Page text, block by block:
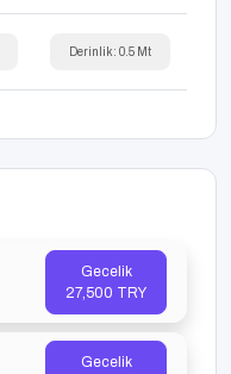
Derinlik: 0.5 Mt
Gecelik
27,500 TRY
Gecelik